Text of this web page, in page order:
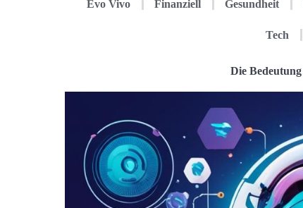
Evo Vivo Finanziell Gesundheit
Tech
Die